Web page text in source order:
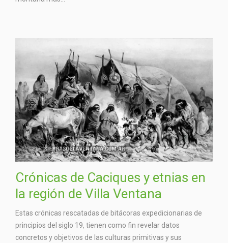
Crónicas de Caciques y etnias en
la región de Villa Ventana
Estas crónicas rescatadas de bitácoras expedicionarias de
principios del siglo 19, tienen como fin revelar datos
concretos y objetivos de las culturas primitivas y sus